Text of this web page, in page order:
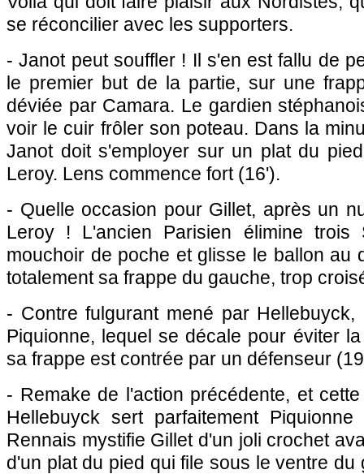
se réconcilier avec les supporters.
- Janot peut souffler ! Il s'en est fallu de
le premier but de la partie, sur une
déviée par Camara. Le gardien
voir le cuir frôler son poteau. Dans la
Janot doit s'employer sur un plat du
Leroy. Lens commence fort (16').
- Quelle occasion pour Gillet, après un
Leroy ! L'ancien Parisien élimine trois
mouchoir de poche et glisse le ballon au
totalement sa frappe du gauche, trop
- Contre fulgurant mené par Hellebuyck,
Piquionne, lequel se décale pour éviter
sa frappe est contrée par un défenseur
- Remake de l'action précédente, et
Hellebuyck sert parfaitement
Rennais mystifie Gillet d'un joli crochet
d'un plat du pied qui file sous le ventre du